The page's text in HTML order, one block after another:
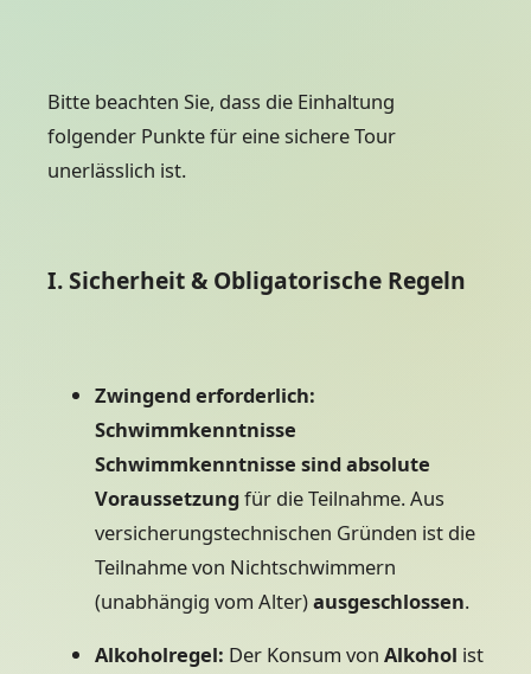
Bitte beachten Sie, dass die Einhaltung
folgender Punkte für eine sichere Tour
unerlässlich ist.
I. Sicherheit & Obligatorische Regeln
Zwingend erforderlich:
Schwimmkenntnisse
Schwimmkenntnisse sind absolute
Voraussetzungfür die Teilnahme. Aus
versicherungstechnischen Gründen ist die
Teilnahme von Nichtschwimmern
(unabhängig vom Alter)ausgeschlossen.
Alkoholregel: Der Konsum von Alkohol ist